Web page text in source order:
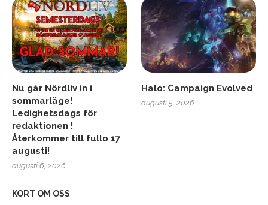
Nu går Nördliv in i
sommarläge!
Ledighetsdags för
redaktionen !
Återkommer till fullo 17
augusti!
augusti 6, 2026
Halo: Campaign Evolved
augusti 5, 2026
KORT OM OSS